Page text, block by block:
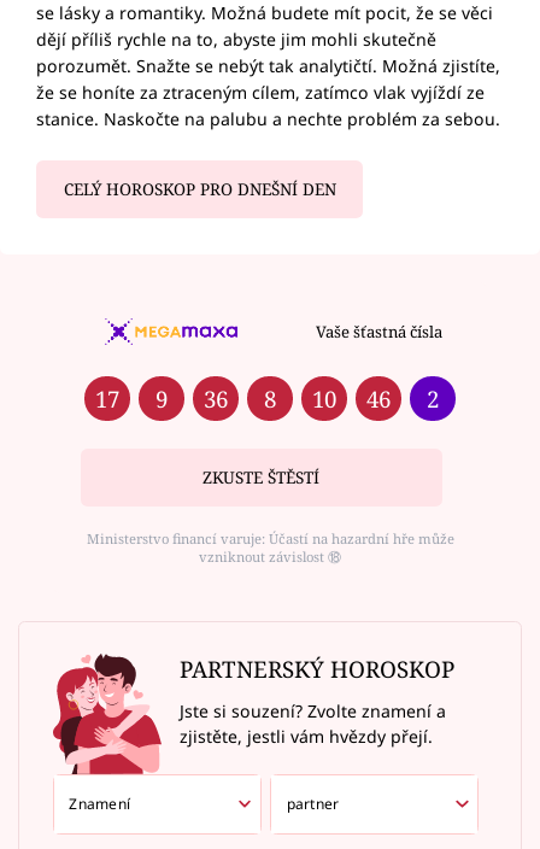
se lásky a romantiky. Možná budete mít pocit, že se věci
dějí příliš rychle na to, abyste jim mohli skutečně
porozumět. Snažte se nebýt tak analytičtí. Možná zjistíte,
že se honíte za ztraceným cílem, zatímco vlak vyjíždí ze
stanice. Naskočte na palubu a nechte problém za sebou.
CELÝ HOROSKOP PRO DNEŠNÍ DEN
Vaše šťastná čísla
17 9 36 8 10 46 2
ZKUSTE ŠTĚSTÍ
Ministerstvo financí varuje: Účastí na hazardní hře může
vzniknout závislost ⑱
PARTNERSKÝ HOROSKOP
Jste si souzení? Zvolte znamení a
zjistěte, jestli vám hvězdy přejí.